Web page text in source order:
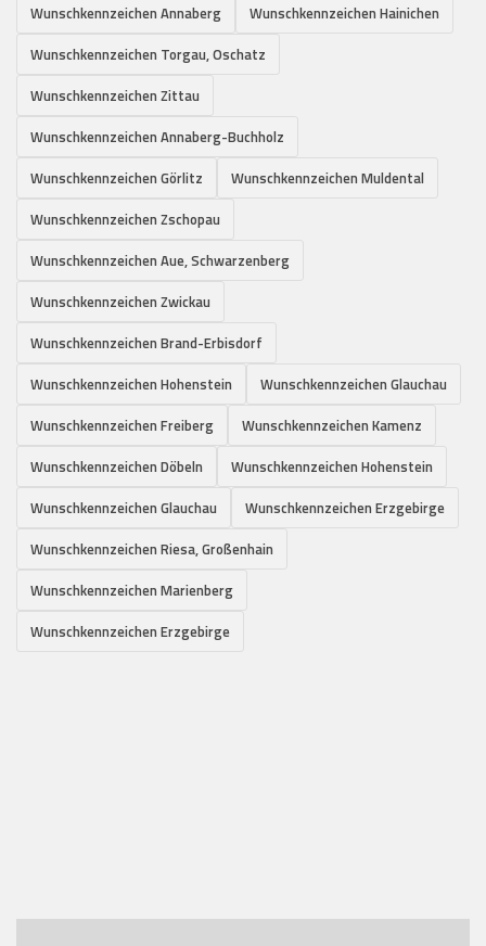
Wunschkennzeichen Annaberg
Wunschkennzeichen Hainichen
Wunschkennzeichen Torgau, Oschatz
Wunschkennzeichen Zittau
Wunschkennzeichen Annaberg-Buchholz
Wunschkennzeichen Görlitz
Wunschkennzeichen Muldental
Wunschkennzeichen Zschopau
Wunschkennzeichen Aue, Schwarzenberg
Wunschkennzeichen Zwickau
Wunschkennzeichen Brand-Erbisdorf
Wunschkennzeichen Hohenstein
Wunschkennzeichen Glauchau
Wunschkennzeichen Freiberg
Wunschkennzeichen Kamenz
Wunschkennzeichen Döbeln
Wunschkennzeichen Hohenstein
Wunschkennzeichen Glauchau
Wunschkennzeichen Erzgebirge
Wunschkennzeichen Riesa, Großenhain
Wunschkennzeichen Marienberg
Wunschkennzeichen Erzgebirge